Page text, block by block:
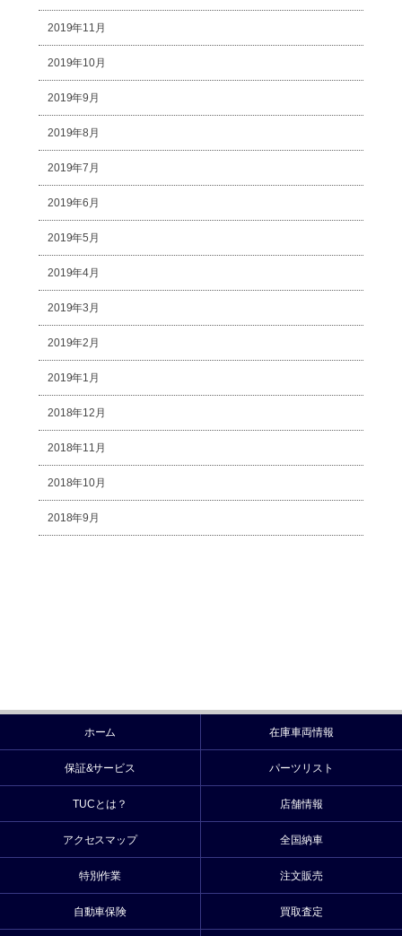
2019年11月
2019年10月
2019年9月
2019年8月
2019年7月
2019年6月
2019年5月
2019年4月
2019年3月
2019年2月
2019年1月
2018年12月
2018年11月
2018年10月
2018年9月
ホーム 在庫車両情報
保証&サービス パーツリスト
TUCとは？ 店舗情報
アクセスマップ 全国納車
特別作業 注文販売
自動車保険 買取査定